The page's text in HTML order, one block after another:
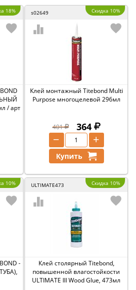
18%
/ арт
s02649 Скидка 10%
Клей монтажный Titebond Multi
Purpose многоцелевой 296мл
401 364
+
−
Купить
10%
-
ULTIMATE473 Скидка 10%
Клей столярный Titebond,
повышенной влагостойкости
ULTIMATE III Wood Glue, 473мл